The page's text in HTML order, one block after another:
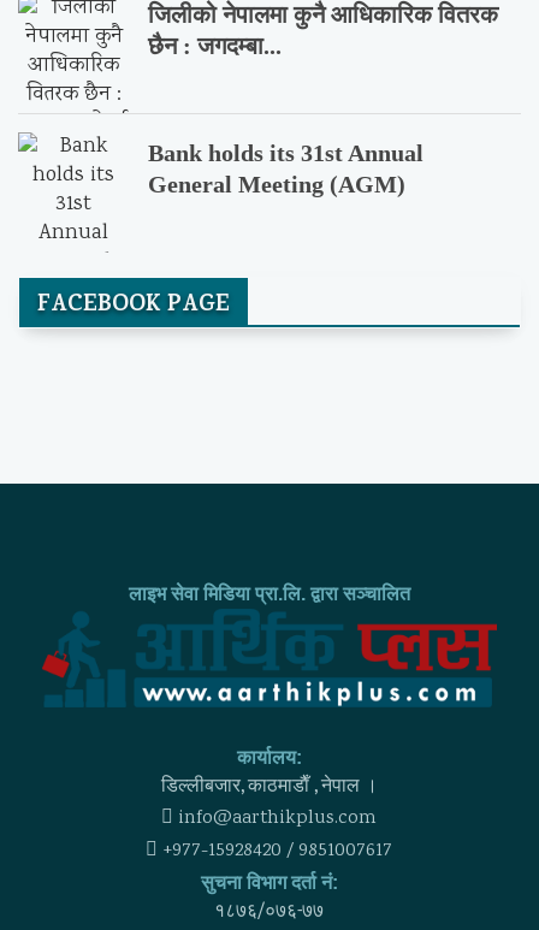
जिलीको नेपालमा कुनै आधिकारिक वितरक
छैन : जगदम्बा...
Bank holds its 31st Annual
General Meeting (AGM)
FACEBOOK PAGE
लाइभ सेवा मिडिया प्रा.लि. द्वारा सञ्चालित
कार्यालय:
डिल्लीबजार, काठमाडाैँ , नेपाल ।
info@aarthikplus.com
+977-15928420 / 9851007617
सुचना विभाग दर्ता नं:
१८७६/०७६-७७